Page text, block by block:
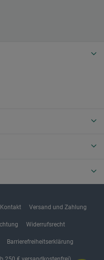
Kontakt Versand und Zahlung
Widerrufsrecht
Barrierefreiheitserklärung